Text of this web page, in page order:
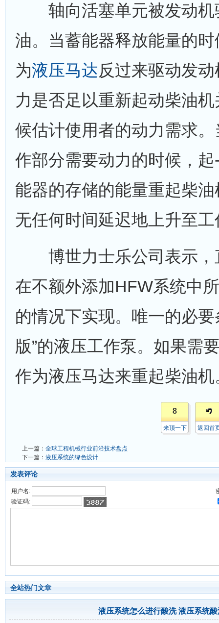
轴向活塞单元被发动机
油。当蓄能器释放能量的
为液压马达反过来驱动发
力是否足以重新起动柴油
候估计使用者的动力需求
作部分需要动力的时候，
能器的存储的能量重起柴
无任何时间延迟地上升至
博世力士乐公司表示，
在不额外添加HFW系统中
的情况下实现。唯一的必要
版”的液压工作泵。如果需
作为液压马达来重起柴油机
8
来顶一下 返回首
上一篇： 全球工程机械行业前沿技术盘点
下一篇： 液压系统的绿色设计
发表评论
用户名:
验证码:
全站热门文章
液压系统怎么进行酸洗 液压系统